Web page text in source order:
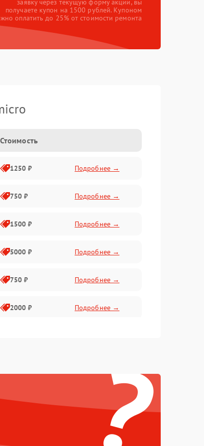
заявку через текущую форму акции, вы
получаете купон на 1500 рублей. Купоном
оплатить до 25% от стоимости ремонта
Стоимость
1250 ₽ Подробнее →
750 ₽ Подробнее →
1500 ₽ Подробнее →
5000 ₽ Подробнее →
750 ₽ Подробнее →
2000 ₽ Подробнее →
500 ₽
Подробнее →
?